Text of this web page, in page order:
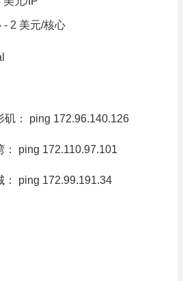
- 2 美元/核心
矶： ping 172.96.140.126
： ping 172.110.97.101
： ping 172.99.191.34